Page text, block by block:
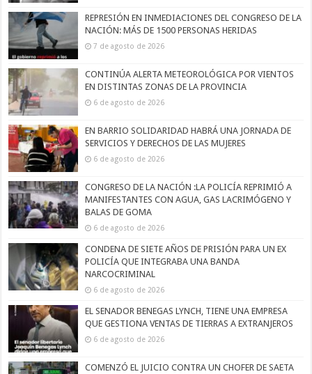
REPRESIÓN EN INMEDIACIONES DEL CONGRESO DE LA
NACIÓN: MÁS DE 1500 PERSONAS HERIDAS
7 de agosto de 2026
CONTINÚA ALERTA METEOROLÓGICA POR VIENTOS
EN DISTINTAS ZONAS DE LA PROVINCIA
6 de agosto de 2026
EN BARRIO SOLIDARIDAD HABRÁ UNA JORNADA DE
SERVICIOS Y DERECHOS DE LAS MUJERES
6 de agosto de 2026
CONGRESO DE LA NACIÓN :LA POLICÍA REPRIMIÓ A
MANIFESTANTES CON AGUA, GAS LACRIMÓGENO Y
BALAS DE GOMA
6 de agosto de 2026
CONDENA DE SIETE AÑOS DE PRISIÓN PARA UN EX
POLICÍA QUE INTEGRABA UNA BANDA
NARCOCRIMINAL
6 de agosto de 2026
EL SENADOR BENEGAS LYNCH, TIENE UNA EMPRESA
QUE GESTIONA VENTAS DE TIERRAS A EXTRANJEROS
6 de agosto de 2026
COMENZÓ EL JUICIO CONTRA UN CHOFER DE SAETA